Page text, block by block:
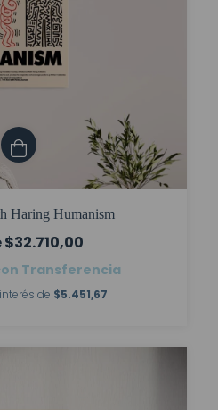
Haring Humanism
$32.710,00
Transferencia
de $5.451,67